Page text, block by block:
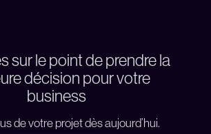
sur le point de prendre la
décision pour votre
business
de votre projet dès aujourd’hui.